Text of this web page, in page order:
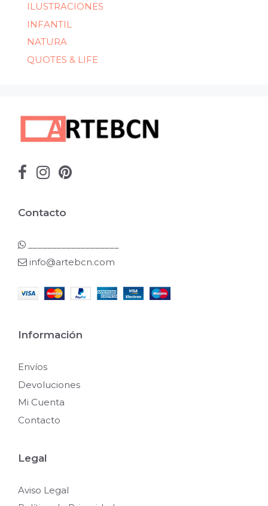
ILUSTRACIONES
INFANTIL
NATURA
QUOTES & LIFE
Contacto
info@artebcn.com
Información
Envíos
Devoluciones
Mi Cuenta
Contacto
Legal
Aviso Legal